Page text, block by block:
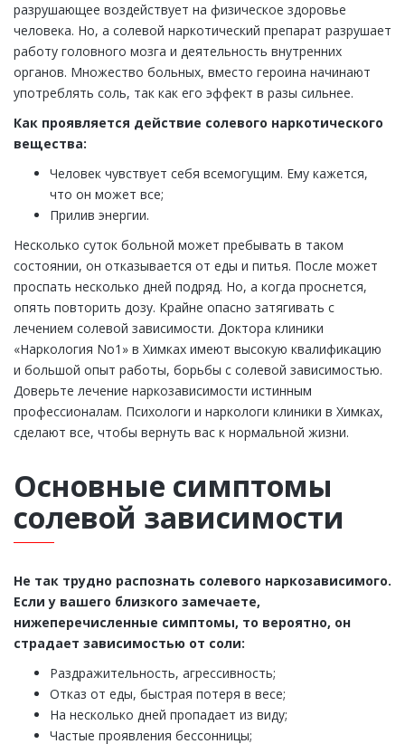
разрушающее воздействует на физическое здоровье
человека. Но, а солевой наркотический препарат разрушает
работу головного мозга и деятельность внутренних
органов. Множество больных, вместо героина начинают
употреблять соль, так как его эффект в разы сильнее.
Как проявляется действие солевого наркотического
вещества:
Человек чувствует себя всемогущим. Ему кажется,
что он может все;
Прилив энергии.
Несколько суток больной может пребывать в таком
состоянии, он отказывается от еды и питья. После может
проспать несколько дней подряд. Но, а когда проснется,
опять повторить дозу. Крайне опасно затягивать с
лечением солевой зависимости. Доктора клиники
«Наркология No1» в Химках имеют высокую квалификацию
и большой опыт работы, борьбы с солевой зависимостью.
Доверьте лечение наркозависимости истинным
профессионалам. Психологи и наркологи клиники в Химках,
сделают все, чтобы вернуть вас к нормальной жизни.
Основные симптомы
солевой зависимости
Не так трудно распознать солевого наркозависимого.
Если у вашего близкого замечаете,
нижеперечисленные симптомы, то вероятно, он
страдает зависимостью от соли:
Раздражительность, агрессивность;
Отказ от еды, быстрая потеря в весе;
На несколько дней пропадает из виду;
Частые проявления бессонницы;